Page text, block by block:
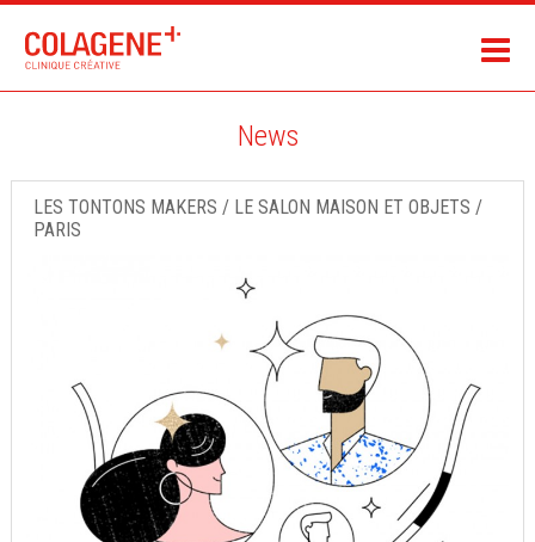
News
LES TONTONS MAKERS / LE SALON MAISON ET OBJETS /
PARIS